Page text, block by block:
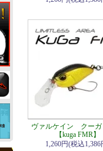
ヴァルケイン クー
【kuga FMR】
1,260円(税込1,386